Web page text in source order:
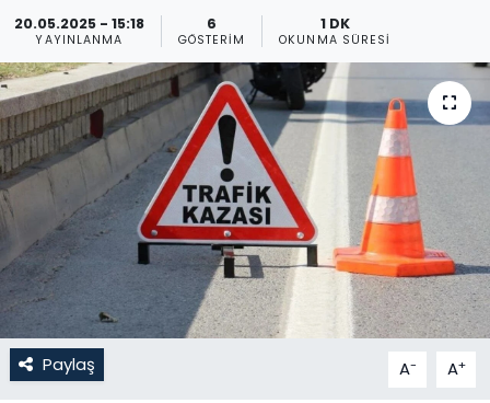
20.05.2025 - 15:18
YAYINLANMA
6
GÖSTERIM
1 DK
OKUNMA SÜRESI
Paylaş A- A+
Gündem
KKTC
KKTC YEREL SEÇİM 2018
Kültür Sanat
Magazin
Moda
Nöbetçi Eczaneler